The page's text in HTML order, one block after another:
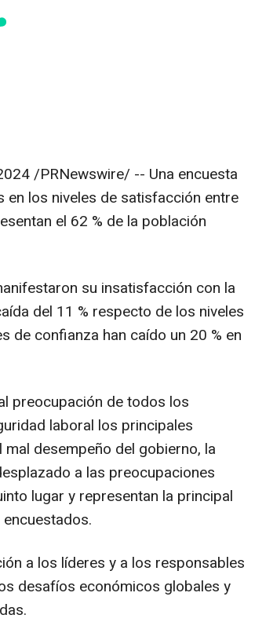
/PRNewswire/ -- Una encuesta
en los niveles de satisfacción entre
el 62 % de la población
su insatisfacción con la
del 11 % respecto de los niveles
de confianza han caído un 20 % en
preocupación de todos los
laboral los principales
desempeño del gobierno, la
a las preocupaciones
lugar y representan la principal
a los líderes y a los responsables
desafíos económicos globales y